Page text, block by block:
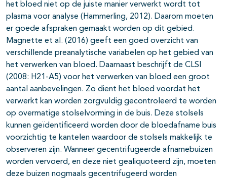
het bloed niet op de juiste manier verwerkt wordt tot
plasma voor analyse (Hammerling, 2012). Daarom moeten
er goede afspraken gemaakt worden op dit gebied.
Magnette et al. (2016) geeft een goed overzicht van
verschillende preanalytische variabelen op het gebied van
het verwerken van bloed. Daarnaast beschrijft de CLSI
(2008: H21-A5) voor het verwerken van bloed een groot
aantal aanbevelingen. Zo dient het bloed voordat het
verwerkt kan worden zorgvuldig gecontroleerd te worden
op overmatige stolselvorming in de buis. Deze stolsels
kunnen geïdentificeerd worden door de bloedafname buis
voorzichtig te kantelen waardoor de stolsels makkelijk te
observeren zijn. Wanneer gecentrifugeerde afnamebuizen
worden vervoerd, en deze niet gealiquoteerd zijn, moeten
deze buizen nogmaals gecentrifugeerd worden